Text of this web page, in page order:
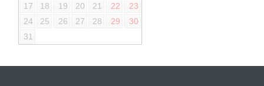
17
18 19 20 21 22
23
24
25 26 27 28 29
30
31